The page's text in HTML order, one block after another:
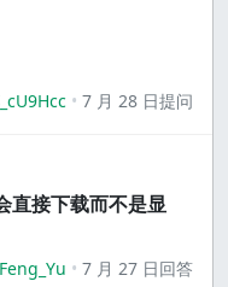
7 月 28 日提问
直接下载而不是显
Feng_Yu 7 月 27 日回答